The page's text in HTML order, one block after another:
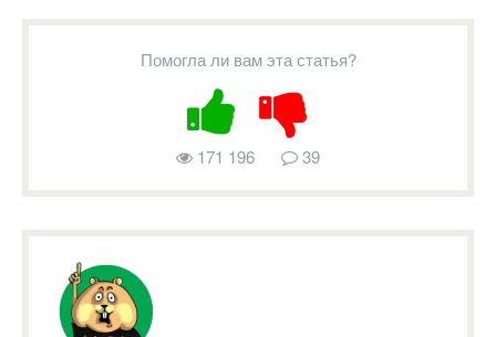
Помогла ли вам эта статья?
171 196 39